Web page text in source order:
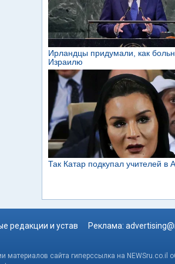
редакции и устав Реклама:
сайта гиперссылка на NEWSru.co.il